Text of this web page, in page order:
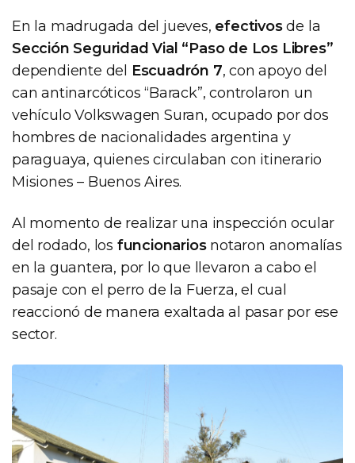
En la madrugada del jueves, efectivosde la
Sección Seguridad Vial “Paso de Los Libres”
dependiente del Escuadrón 7, con apoyo del
can antinarcóticos “Barack”, controlaron un
vehículo Volkswagen Suran, ocupado por dos
hombres de nacionalidades argentina y
paraguaya, quienes circulaban con itinerario
Misiones – Buenos Aires.
Al momento de realizar una inspección ocular
del rodado, los funcionariosnotaron anomalías
en la guantera, por lo que llevaron a cabo el
pasaje con el perro de la Fuerza, el cual
reaccionó de manera exaltada al pasar por ese
sector.